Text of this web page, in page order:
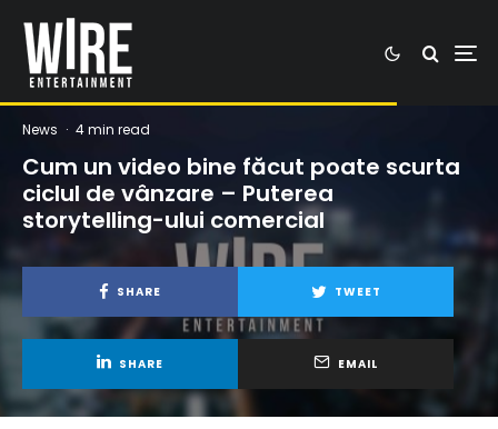
News · 4 min read
Cum un video bine făcut poate scurta
ciclul de vânzare – Puterea
storytelling-ului comercial
SHARE TWEET
SHARE EMAIL